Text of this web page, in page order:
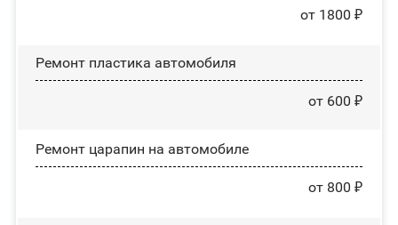
от 1800 ₽
Ремонт пластика автомобиля
от 600 ₽
Ремонт царапин на автомобиле
от 800 ₽